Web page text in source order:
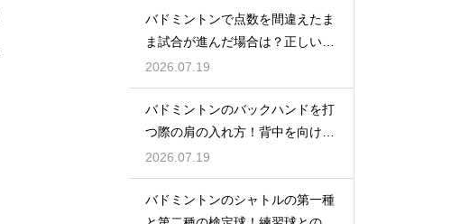
バドミントンで点数を間違えたま
ま試合が進んだ場合は？正しい修
正方法
2026.07.19
バドミントンのバックハンドを打
つ際の肩の入れ方！背中を向けて
構える
2026.07.19
バドミントンのシャトルの第一種